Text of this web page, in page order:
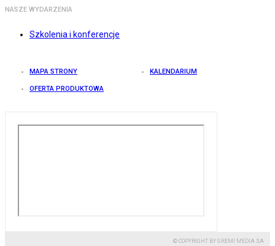
NASZE WYDARZENIA
Szkolenia i konferencje
MAPA STRONY KALENDARIUM
OFERTA PRODUKTOWA
© COPYRIGHT BY GREMI MEDIA SA